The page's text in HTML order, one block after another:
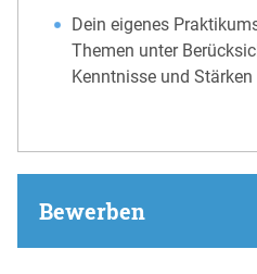
Dein eigenes
Themen unter
Kenntnisse und Stärken
Bewerben